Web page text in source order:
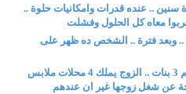
.. عنده قدرات وامكانيات حلوة ..
معاه كل الحلول وفشلت
وبعد فترة .. الشخص ده ظهر على
زوج جميل وزوجته جميلة كان عندهم 3 بنات .. الزوج يملك 4 محلات ملابس
عن شغل زوجها غير ان عندهم